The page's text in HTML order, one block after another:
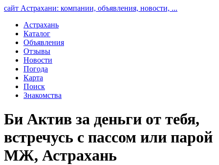
сайт Астрахани: компании, объявления, новости, ...
Астрахань
Каталог
Объявления
Отзывы
Новости
Погода
Карта
Поиск
Знакомства
Би Актив за деньги от тебя,
встречусь с пассом или парой
МЖ, Астрахань